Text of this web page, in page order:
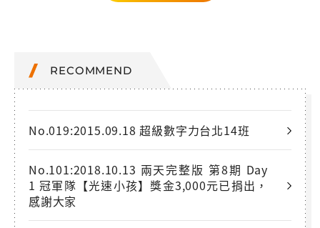
RECOMMEND
No.019:2015.09.18 超級數字力台北14班
No.101:2018.10.13 兩天完整版 第8期 Day
1 冠軍隊【光速小孩】獎金3,000元已捐出，
感謝大家